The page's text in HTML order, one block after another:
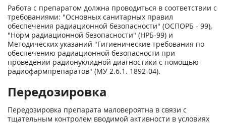
Работа с препаратом должна проводиться в соответствии с
требованиями: "Основных санитарных правил
обеспечения радиационной безопасности" (ОСПОРБ - 99),
"Норм радиационной безопасности" (НРБ-99) и
Методических указаний "Гигиенические требования по
обеспечению радиационной безопасности при
проведении радионуклидной диагностики с помощью
радиофармпрепаратов" (МУ 2.6.1. 1892-04).
Передозировка
Передозировка препарата маловероятна в связи с
тщательным контролем вводимой активности в условиях